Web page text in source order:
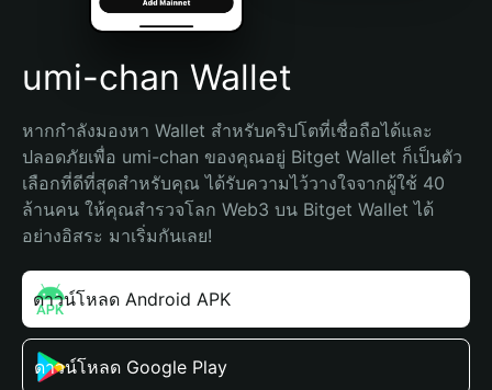
Español (Argentina)
umi-chan Wallet
หากกำลังมองหา Wallet สำหรับคริปโตที่เชื่อถือได้และ
ปลอดภัยเพื่อ umi-chan ของคุณอยู่ Bitget Wallet ก็เป็นตัว
เลือกที่ดีที่สุดสำหรับคุณ ได้รับความไว้วางใจจากผู้ใช้ 40
ล้านคน ให้คุณสำรวจโลก Web3 บน Bitget Wallet ได้
อย่างอิสระ มาเริ่มกันเลย!
ดาวน์โหลด Android APK
ดาวน์โหลด Google Play